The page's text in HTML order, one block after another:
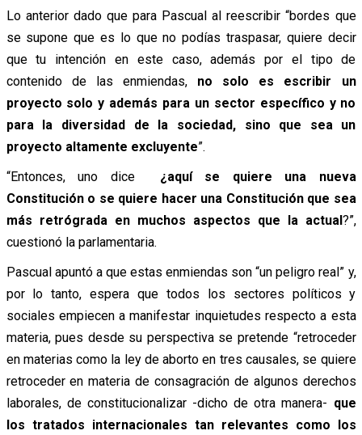
Lo anterior dado que para Pascual al reescribir “bordes que
se supone que es lo que no podías traspasar, quiere decir
que tu intención en este caso, además por el tipo de
contenido de las enmiendas, no solo es escribir un
proyecto solo y además para un sector específico y no
para la diversidad de la sociedad, sino que sea un
proyecto altamente excluyente”.
“Entonces, uno dice ¿aquí se quiere una nueva
Constitución o se quiere hacer una Constitución que sea
más retrógrada en muchos aspectos que la actual?”,
cuestionó la parlamentaria.
Pascual apuntó a que estas enmiendas son “un peligro real” y,
por lo tanto, espera que todos los sectores políticos y
sociales empiecen a manifestar inquietudes respecto a esta
materia, pues desde su perspectiva se pretende “retroceder
en materias como la ley de aborto en tres causales, se quiere
retroceder en materia de consagración de algunos derechos
laborales, de constitucionalizar -dicho de otra manera- que
los tratados internacionales tan relevantes como los